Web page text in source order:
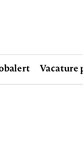
Vacature